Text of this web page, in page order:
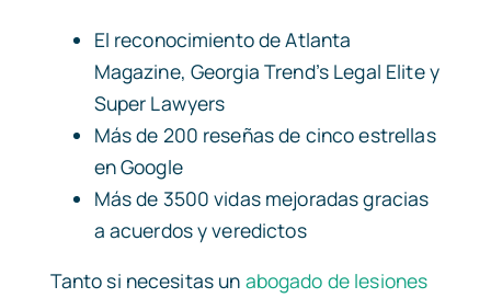
El reconocimiento de Atlanta
Magazine, Georgia Trend’s Legal Elite y
Super Lawyers
Más de 200 reseñas de cinco estrellas
en Google
Más de 3500 vidas mejoradas gracias
a acuerdos y veredictos
Tanto si necesitas un abogado de lesiones